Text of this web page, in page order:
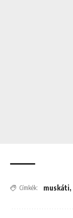
Címkék: muskáti,